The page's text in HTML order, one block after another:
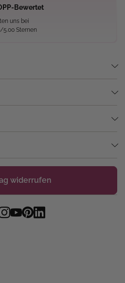
Bewertet
uns bei
5.00 Sternen
widerrufen